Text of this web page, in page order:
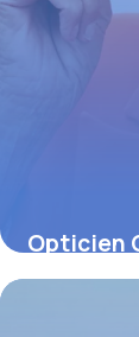
Opticien
2026